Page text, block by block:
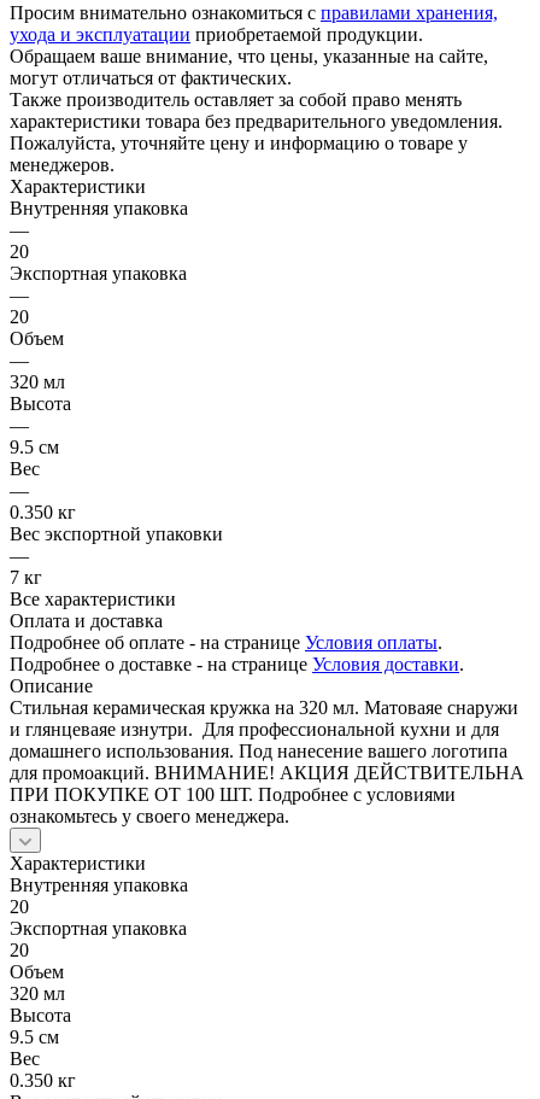
Просим внимательно ознакомиться с правилами хранения,
ухода и эксплуатации приобретаемой продукции.
Обращаем ваше внимание, что цены, указанные на сайте,
могут отличаться от фактических.
Также производитель оставляет за собой право менять
характеристики товара без предварительного уведомления.
Пожалуйста, уточняйте цену и информацию о товаре у
менеджеров.
Характеристики
Внутренняя упаковка
—
20
Экспортная упаковка
—
20
Объем
—
320 мл
Высота
—
9.5 см
Вес
—
0.350 кг
Вес экспортной упаковки
—
7 кг
Все характеристики
Оплата и доставка
Подробнее об оплате - на странице Условия оплаты.
Подробнее о доставке - на странице Условия доставки.
Описание
Стильная керамическая кружка на 320 мл. Матоваяе снаружи
и глянцеваяе изнутри. Для профессиональной кухни и для
домашнего использования. Под нанесение вашего логотипа
для промоакций. ВНИМАНИЕ! АКЦИЯ ДЕЙСТВИТЕЛЬНА
ПРИ ПОКУПКЕ ОТ 100 ШТ. Подробнее с условиями
ознакомьтесь у своего менеджера.
Характеристики
Внутренняя упаковка
20
Экспортная упаковка
20
Объем
320 мл
Высота
9.5 см
Вес
0.350 кг